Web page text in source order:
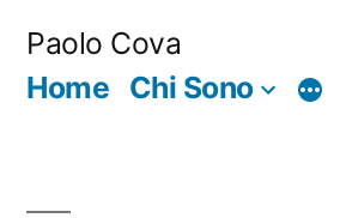
Paolo Cova
Home Chi Sono
Di